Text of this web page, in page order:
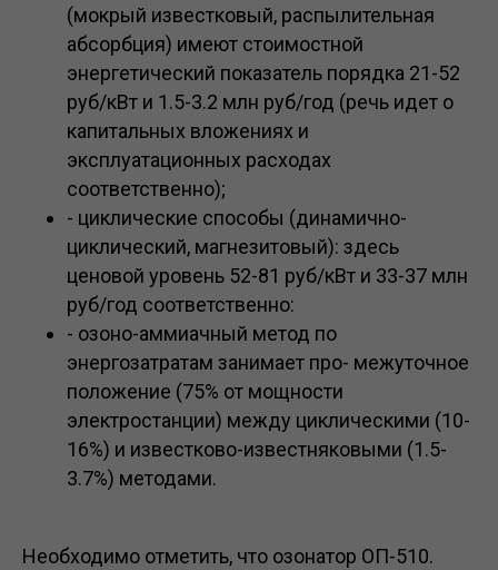
(мокрый известковый, распылительная
абсорбция) имеют стоимостной
энергетический показатель порядка 21-52
руб/кВт и 1.5-3.2 млн руб/год (речь идет о
капитальных вложениях и
эксплуатационных расходах
соответственно);
- циклические способы (динамично-
циклический, магнезитовый): здесь
ценовой уровень 52-81 руб/кВт и 33-37 млн
руб/год соответственно:
- озоно-аммиачный метод по
энергозатратам занимает про- межуточное
положение (75% от мощности
электростанции) между циклическими (10-
16%) и известково-известняковыми (1.5-
3.7%) методами.
Необходимо отметить, что озонатор ОП-510.